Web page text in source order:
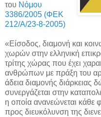
του Νόμου
3386/2005 (ΦΕΚ
212/Α/23-8-2005)
«Είσοδος, διαμονή και
χωρών στην ελληνική
τρίτης χώρας που έχει
ανθρώπων με πράξη του
άδεια διαμονής
συνεργάζεται στην
η οποία ανανεώνεται κάθε
προς διευκόλυνση της